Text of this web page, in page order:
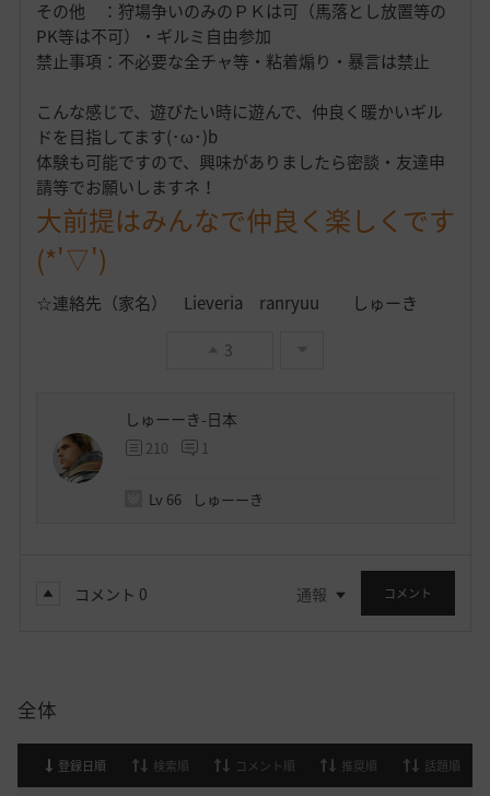
その他 ：狩場争いのみのＰＫは可（馬落とし放置等の
PK等は不可）・ギルミ自由参加
禁止事項：不必要な全チャ等・粘着煽り・暴言は禁止
こんな感じで、遊びたい時に遊んで、仲良く暖かいギル
ドを目指してます(･ω･)b
体験も可能ですので、興味がありましたら密談・友達申
請等でお願いしますネ！
大前提はみんなで仲良く楽しくです
(*'▽')
☆連絡先（家名） Lieveria ranryuu しゅーき
3
しゅーーき-日本
210 1
Lv 66 しゅーーき
コメント 0 通報 コメント
全体
登録日順 検索順 コメント順 推奨順 話題順